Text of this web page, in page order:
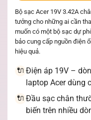
Bộ sạc Acer 19V 3.42A
tưởng cho những ai cần
muốn có một bộ sạc dự
bảo cung cấp nguồn điện
hiệu quả.
🔌 Điện áp 19V –
laptop Acer dùng
🔌 Đầu sạc chân
biến trên nhiều